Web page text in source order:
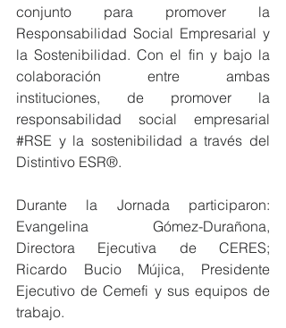
conjunto para promover la
Responsabilidad Social Empresarial y
la Sostenibilidad. Con el fin y bajo la
colaboración entre ambas
instituciones, de promover la
#RSE
Distintivo ESR®.
Durante la Jornada participaron:
Evangelina Gómez-Durañona,
Directora Ejecutiva de CERES;
Ricardo Bucio Mújica, Presidente
Ejecutivo de Cemefi y sus equipos de
trabajo.